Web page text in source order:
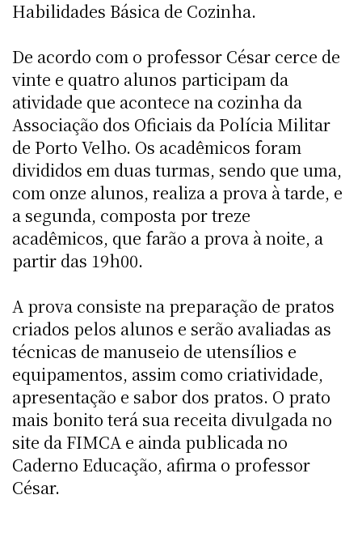
Habilidades Básica de Cozinha.
De acordo com o professor César cerce de
vinte e quatro alunos participam da
atividade que acontece na cozinha da
Associação dos Oficiais da Polícia Militar
de Porto Velho. Os acadêmicos foram
divididos em duas turmas, sendo que uma,
com onze alunos, realiza a prova à tarde, e
a segunda, composta por treze
acadêmicos, que farão a prova à noite, a
partir das 19h00.
A prova consiste na preparação de pratos
criados pelos alunos e serão avaliadas as
técnicas de manuseio de utensílios e
equipamentos, assim como criatividade,
apresentação e sabor dos pratos. O prato
mais bonito terá sua receita divulgada no
site da FIMCA e ainda publicada no
Caderno Educação, afirma o professor
César.